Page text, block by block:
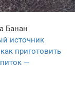
Банан
источник
приготовить
—